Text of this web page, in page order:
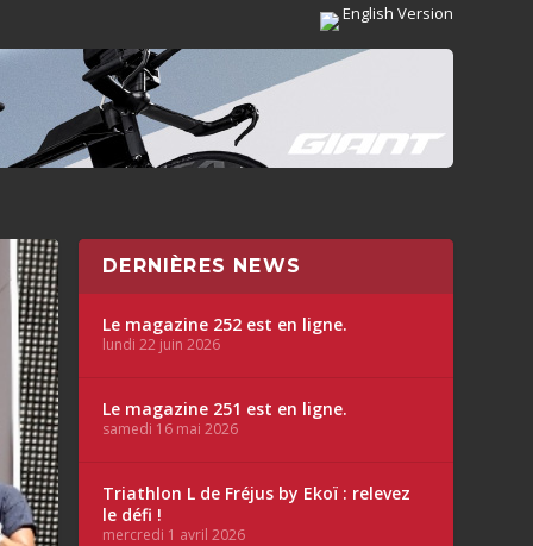
English Version
DERNIÈRES NEWS
Le magazine 252 est en ligne.
lundi 22 juin 2026
Le magazine 251 est en ligne.
samedi 16 mai 2026
Triathlon L de Fréjus by Ekoï : relevez
le défi !
mercredi 1 avril 2026